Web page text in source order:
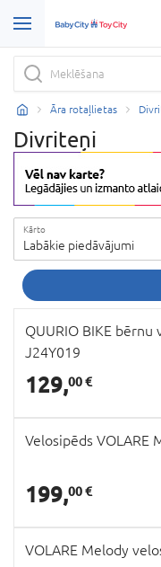
Āra rotaļlietas
Divriteņi
Kārto
Labākie piedāvājumi
QUURIO BIKE bērnu
J24Y019
129,00 €
Velosipēds VOLARE
199,00 €
VOLARE Melody